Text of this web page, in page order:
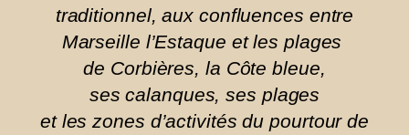
traditionnel,aux confluences entre
Marseille l’Estaque et les plages
de Corbières, la Côte bleue,
ses calanques,ses plages
et les zones d’activités du pourtour de